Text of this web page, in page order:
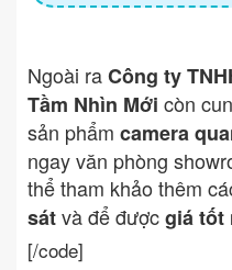
Ngoài raCông ty
Tầm Nhìn Mới còn
sản phẩm camera
ngay văn phòng
thể tham khảo thêm
sátvà để đượcgiá tốt
[/code]